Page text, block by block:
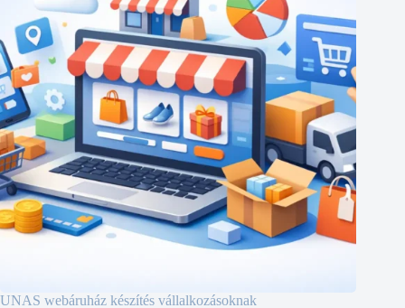
UNAS webáruház készítés vállalkozásoknak